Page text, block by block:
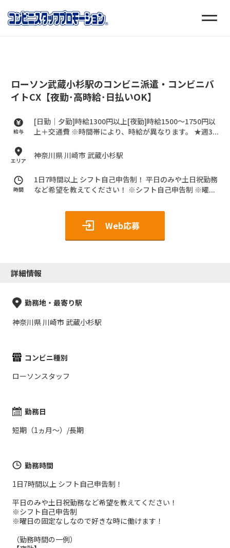
ローソン武蔵小杉駅のコンビニ派遣・コンビニバ
イトCX【夜勤･高時給･日払いOK】
給与
[日勤｜夕勤]時給1300円以上[夜勤]時給1500～1750円以
上＋交通費 ※時間帯により、時給が異なります。 ★週3...
エリア 神奈川県 川崎市 武蔵小杉駅
時間
1日7時間以上 シフト自己申告制！ 平日のみや土日祝勤務
など希望を教えてください！ ※シフト自己申告制 ※曜...
Web応募
詳細情報
勤務地・最寄り駅
神奈川県 川崎市 武蔵小杉駅
コンビニ種別
ローソンスタッフ
勤務日
短期（1ヵ月～）/長期
勤務時間
1日7時間以上 シフト自己申告制！
平日のみや土日祝勤務など希望を教えてください！
※シフト自己申告制
※曜日の固定なしなので好きな時に働けます！
（勤務時間の一例）